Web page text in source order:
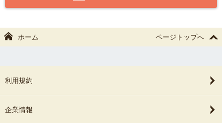
ホーム ページトップへ
利用規約
企業情報